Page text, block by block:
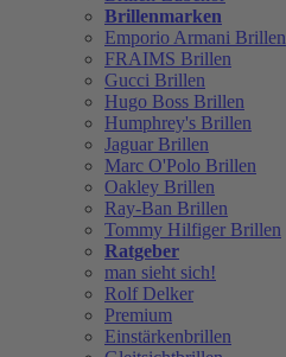
Brillenmarken
Emporio Armani Brillen
FRAIMS Brillen
Gucci Brillen
Hugo Boss Brillen
Humphrey's Brillen
Jaguar Brillen
Marc O'Polo Brillen
Oakley Brillen
Ray-Ban Brillen
Tommy Hilfiger Brillen
Ratgeber
man sieht sich!
Rolf Delker
Premium
Einstärkenbrillen